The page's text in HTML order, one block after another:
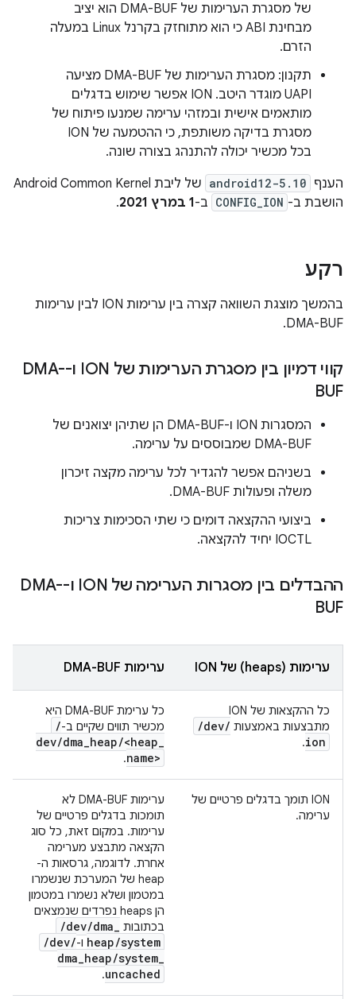
של מסגרת הערימות של DMA-BUF הוא יציב
מבחינת ABI כי הוא מתוחזק בקרנל Linux במעלה
הזרם.
תקנון: מסגרת הערימות של DMA-BUF מציעה
UAPI מוגדר היטב. ‫ION אפשר שימוש בדגלים
מותאמים אישית ובמזהי ערימה שמנעו פיתוח של
מסגרת בדיקה משותפת, כי ההטמעה של ION
בכל מכשיר יכולה להתנהג בצורה שונה.
הענף android12-5.10
של ליבת Android Common Kernel
הושבת ב- CONFIG_ION ב-1 במרץ 2021 .
רקע
בהמשך מוצגת השוואה קצרה בין ערימות ION לבין ערימות
DMA-BUF.
קווי דמיון בין מסגרת הערימות של ION ו-DMA-
BUF
המסגרות ION ו-DMA-BUF הן שתיהן יצואנים של
DMA-BUF שמבוססים על ערימה.
בשניהם אפשר להגדיר לכל ערימה מקצה זיכרון
משלה ופעולות DMA-BUF.
ביצועי ההקצאה דומים כי שתי הסכימות צריכות
IOCTL יחיד להקצאה.
ההבדלים בין מסגרות הערימה של ION ו-DMA-
BUF
ערימות (heaps) של ION ערימות DMA-BUF
כל ההקצאות של ION
מתבצעות באמצעות
/dev/
ion
.
כל ערימת DMA-BUF היא
מכשיר תווים שקיים ב-/
dev/dma_heap/<heap_
name>
.
‫ION תומך בדגלים פרטיים של
ערימה.
ערימות DMA-BUF לא
תומכות בדגלים פרטיים של
ערימות. במקום זאת, כל סוג
הקצאה מתבצע מערימה
אחרת. לדוגמה, גרסאות ה-
heap של המערכת שנשמרו
במטמון ושלא נשמרו במטמון
הן heaps נפרדים שנמצאים
בכתובות
/dev/dma_
heap/system ו- /dev/
dma_heap/system_
uncached
.